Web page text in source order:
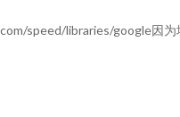
speed/libraries/google因为